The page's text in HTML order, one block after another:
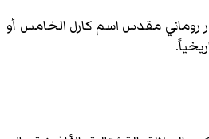
روماني مقدس اسم كارل الخامس أو